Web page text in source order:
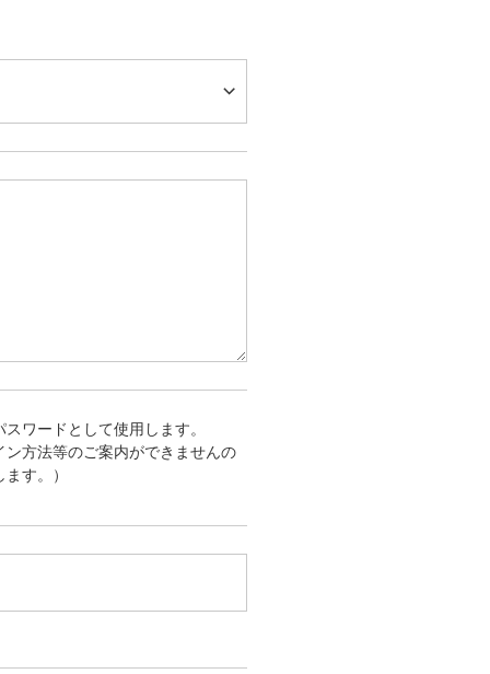
ワードとして使用します。
方法等のご案内ができませんの
す。）